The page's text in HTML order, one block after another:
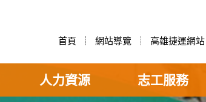
首頁 網站導覽 高雄捷運網站
人力資源 志工服務